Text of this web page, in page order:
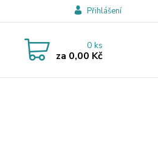
Přihlášení
0ks
za 0,00 Kč